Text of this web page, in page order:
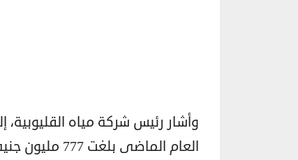
وأشار رئيس شركة مياه
العام